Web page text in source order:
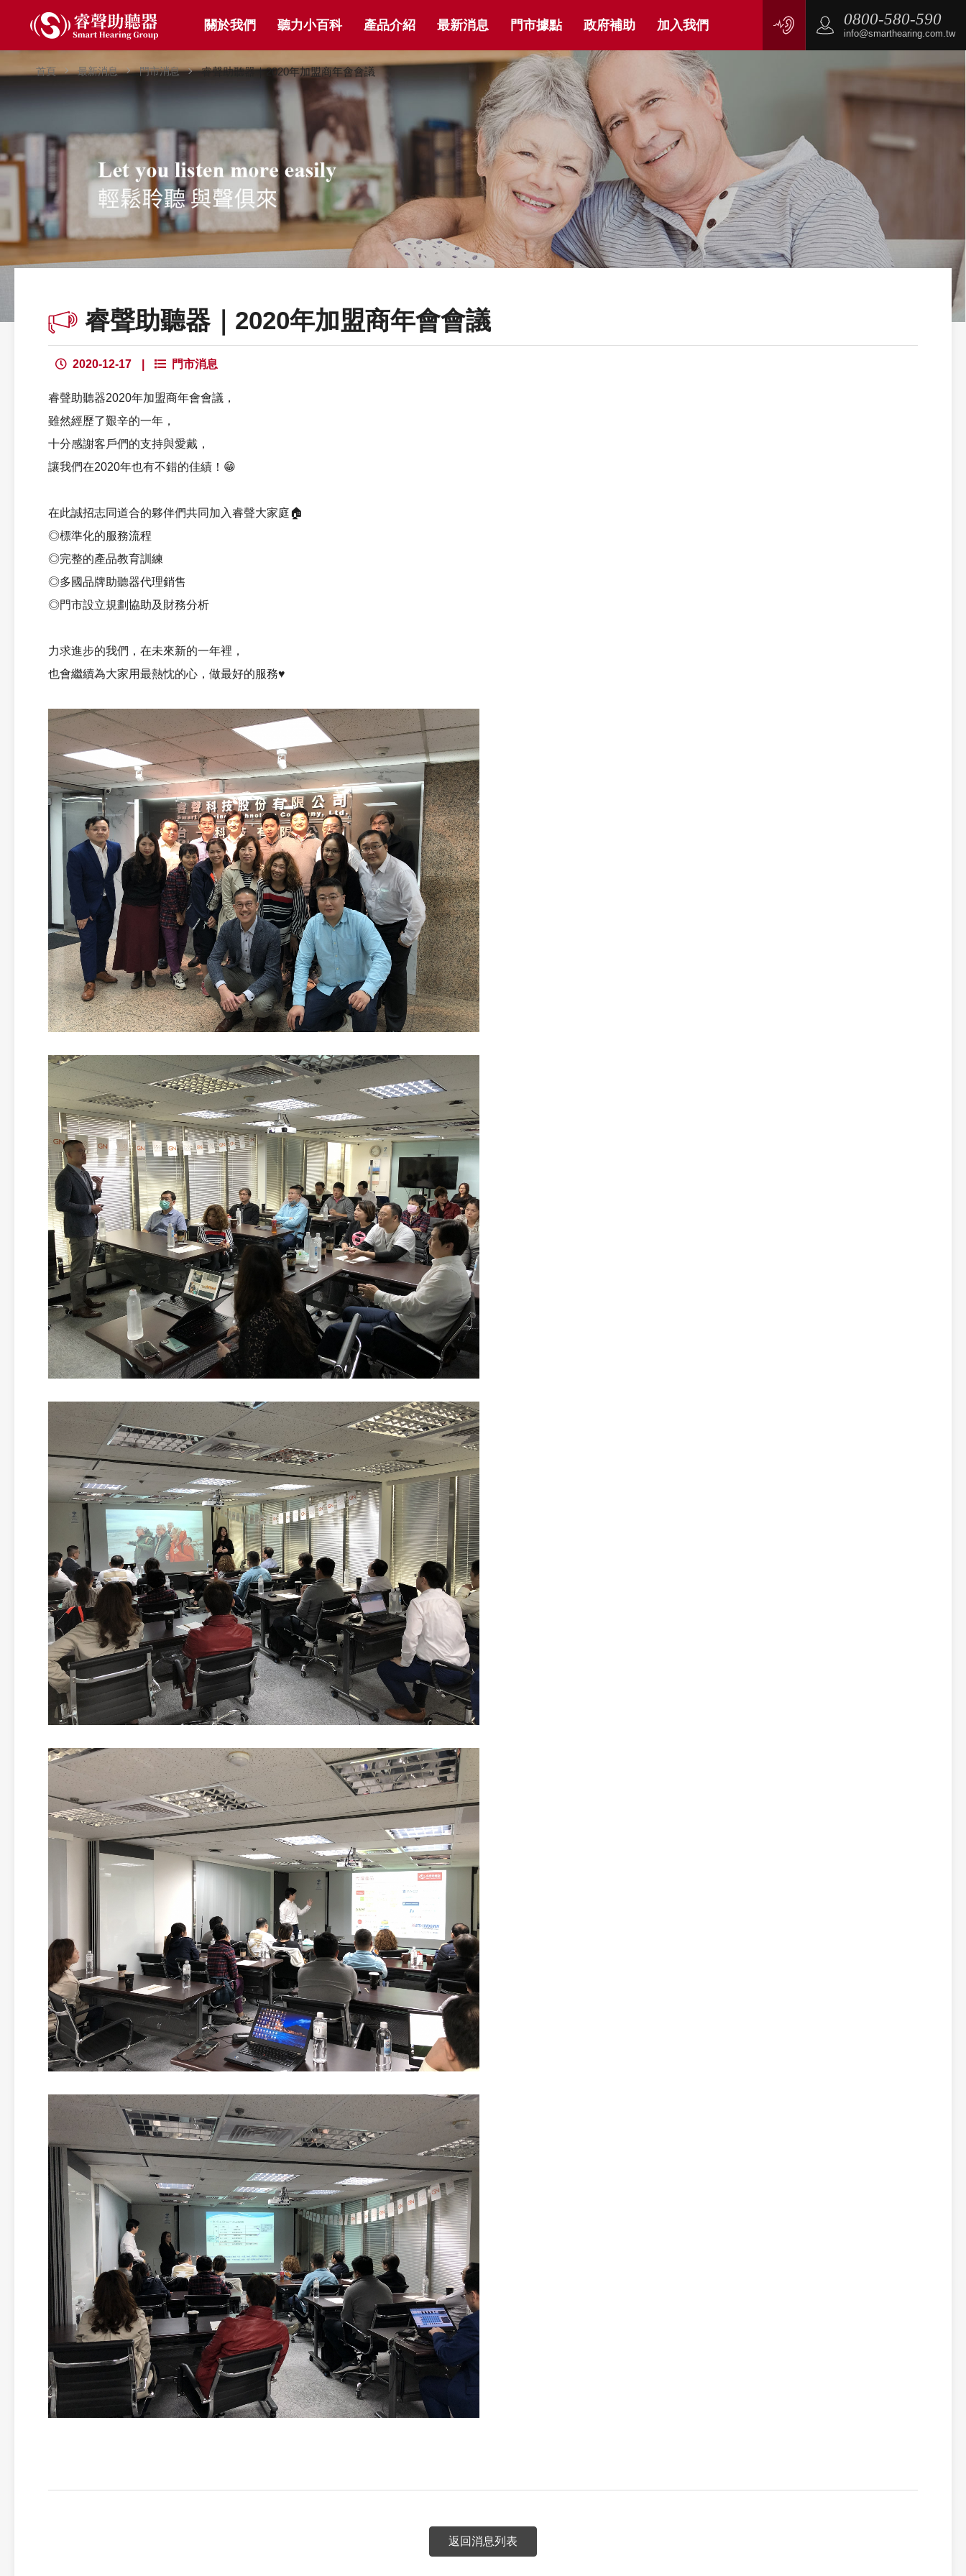
關於我們 聽力小百科 產品介紹 最新消息 門市據點 政府補助 加入我們 0800-580-590
info@smarthearing.com.tw
首頁 最新消息 門市消息 睿聲助聽器｜2020年加盟商年會會議
睿聲助聽器｜2020年加盟商年會會議
2020-12-17 門市消息
睿聲助聽器2020年加盟商年會會議，
雖然經歷了艱辛的一年，
十分感謝客戶們的支持與愛戴，
讓我們在2020年也有不錯的佳績！😁
在此誠招志同道合的夥伴們共同加入睿聲大家庭🏠
◎標準化的服務流程
◎完整的產品教育訓練
◎多國品牌助聽器代理銷售
◎門市設立規劃協助及財務分析
力求進步的我們，在未來新的一年裡，
也會繼續為大家用最熱忱的心，做最好的服務♥
返回消息列表